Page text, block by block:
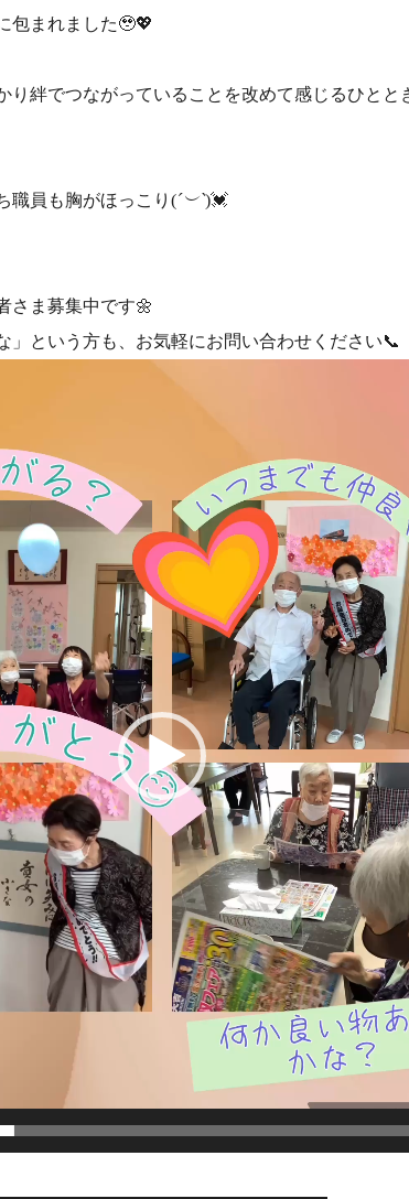
包まれました🥹💖
り絆でつながっていることを改めて感じるひとと
職員も胸がほっこり(´︶`)💓
さま募集中です🌼
」という方も、お気軽にお問い合わせください📞